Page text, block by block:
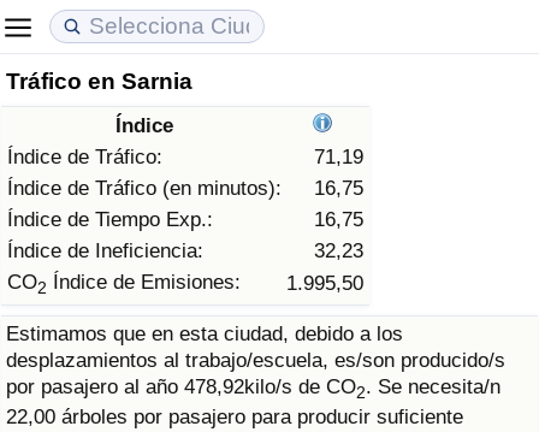
Tráfico en Sarnia
Índice
Índice de Tráfico:
71,19
Índice de Tráfico (en minutos):
16,75
Índice de Tiempo Exp.:
16,75
Índice de Ineficiencia:
32,23
CO2 Índice de Emisiones: 1.995,50
Estimamos que en esta ciudad, debido a los
desplazamientos al trabajo/escuela, es/son producido/s
por pasajero al año 478,92kilo/s de CO2. Se necesita/n
22,00 árboles por pasajero para producir suficiente
Coste de vida
Índice de Costo de Vida (Actual)
Índice de Costo de Vida
Índice de costo de vida por país
en aqaba
Precios de las propiedades
Índice de Precios de Inmuebles (Actual)
Índice de Precios de Inmuebles
Índice de Precios de Inmuebles por País
Calidad de Vida
Índice de Calidad de Vida
Índice de Calidad de Vida (Actual)
Índice de calidad de vida por país
Delincuencia
Calificación del Índice de Criminalidad
(Actual)